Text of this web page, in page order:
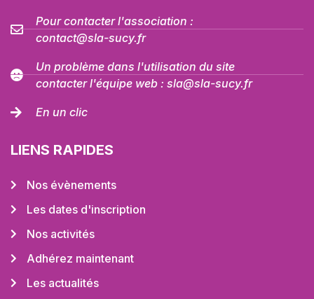
Pour contacter l'association :
contact@sla-sucy.fr
Un problème dans l'utilisation du site
contacter l'équipe web : sla@sla-sucy.fr
En un clic
LIENS RAPIDES
Nos évènements
Les dates d'inscription
Nos activités
Adhérez maintenant
Les actualités